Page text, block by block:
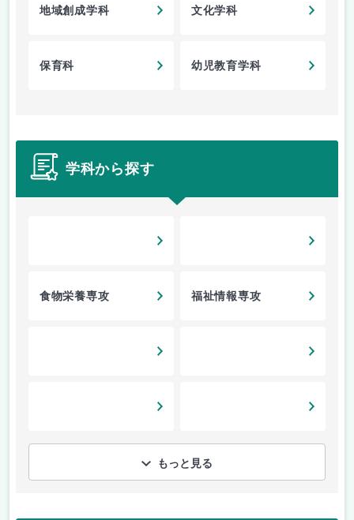
地域創成学科 文化学科
保育科 幼児教育学科
学科から探す
食物栄養専攻 福祉情報専攻
もっと見る